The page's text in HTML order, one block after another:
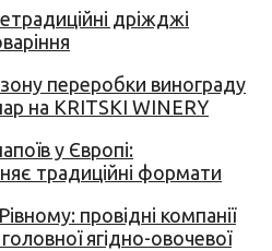
дріжджі
переробки винограду
на KRITSKI WINERY
у Європі:
традиційні формати
провідні компанії
ягідно-овочевої